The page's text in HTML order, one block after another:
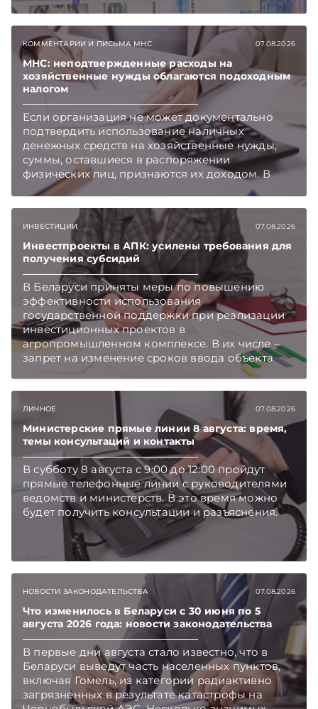
КОММЕНТАРИИ И ПИСЬМА МНС 07.08.2026
МНС: неподтвержденные расходы на
хозяйственные нужды облагаются подоходным
налогом
Если организация не может документально
подтвердить использование наличных
денежных средств на хозяйственные нужды,
суммы, оставшиеся в распоряжении
физических лиц, признаются их доходом. В
этом случае организация как налоговый агент
бюджет подоходный налог, напоминает МНС.
ИНВЕСТИЦИИ 07.08.2026
Инвестпроекты в АПК: усилены требования для
получения субсидий
В Беларуси приняты меры по повышению
эффективности использования
государственной поддержки при реализации
инвестиционных проектов в
агропромышленном комплексе. В их числе –
запрет на изменение сроков ввода объекта
инвестиций в эксплуатацию и его выхода на
Telegram‑канал и Viber. Главное об экономике
Беларуси — раньше, чем в новостях
TelegramViber
ЛИЧНОЕ 07.08.2026
Министерские прямые линии 8 августа: время,
темы консультаций и контакты
В субботу 8 августа с 9:00 до 12:00 пройдут
прямые телефонные линии с руководителями
ведомств и министерств. В это время можно
будет получить консультации и разъяснения.
НОВОСТИ ЗАКОНОДАТЕЛЬСТВА 07.08.2026
Что изменилось в Беларуси с 30 июня по 5
августа 2026 года: новости законодательства
В первые дни августа стало известно, что в
Беларуси выведут часть населенных пунктов,
включая Гомель, из категории радиактивно
загрязненных в результате катастрофы на